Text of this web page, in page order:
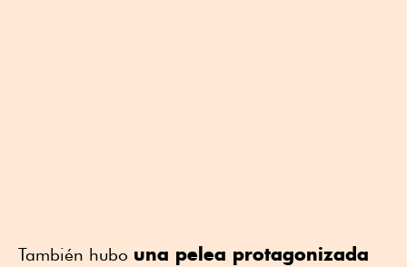
También hubo una pelea protagonizada